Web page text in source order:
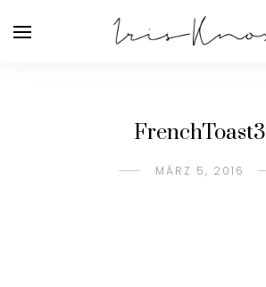
FrenchToast3
MÄRZ 5, 2016